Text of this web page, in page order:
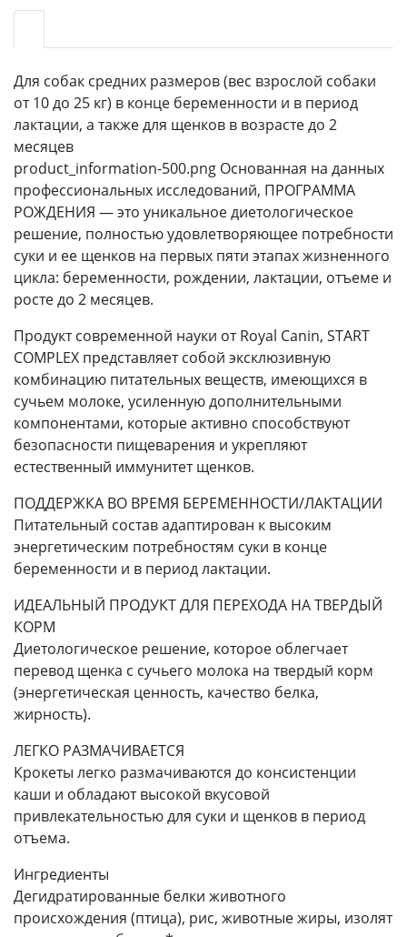
Для собак средних размеров (вес взрослой собаки
от 10 до 25 кг) в конце беременности и в период
лактации, а также для щенков в возрасте до 2
месяцев
product_information-500.png Основанная на данных
профессиональных исследований, ПРОГРАММА
РОЖДЕНИЯ — это уникальное диетологическое
решение, полностью удовлетворяющее потребности
суки и ее щенков на первых пяти этапах жизненного
цикла: беременности, рождении, лактации, отъеме и
росте до 2 месяцев.
Продукт современной науки от Royal Canin, START
COMPLEX представляет собой эксклюзивную
комбинацию питательных веществ, имеющихся в
сучьем молоке, усиленную дополнительными
компонентами, которые активно способствуют
безопасности пищеварения и укрепляют
естественный иммунитет щенков.
ПОДДЕРЖКА ВО ВРЕМЯ БЕРЕМЕННОСТИ/ЛАКТАЦИИ
Питательный состав адаптирован к высоким
энергетическим потребностям суки в конце
беременности и в период лактации.
ИДЕАЛЬНЫЙ ПРОДУКТ ДЛЯ ПЕРЕХОДА НА ТВЕРДЫЙ
КОРМ
Диетологическое решение, которое облегчает
перевод щенка с сучьего молока на твердый корм
(энергетическая ценность, качество белка,
жирность).
ЛЕГКО РАЗМАЧИВАЕТСЯ
Крокеты легко размачиваются до консистенции
каши и обладают высокой вкусовой
привлекательностью для суки и щенков в период
отъема.
Ингредиенты
Дегидратированные белки животного
происхождения (птица), рис, животные жиры, изолят